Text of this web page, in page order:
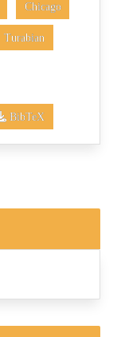
Chicago
Turabian
BibTeX